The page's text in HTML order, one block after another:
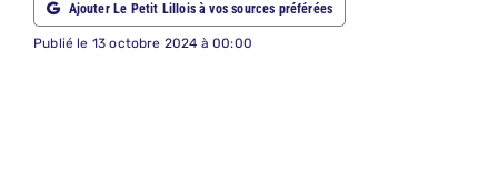
Ajouter Le Petit Lillois à vos sources préférées
Publié le 13 octobre 2024 à 00:00